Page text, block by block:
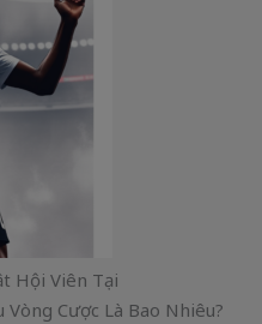
Hội Viên Tại
Vòng Cược Là Bao Nhiêu?